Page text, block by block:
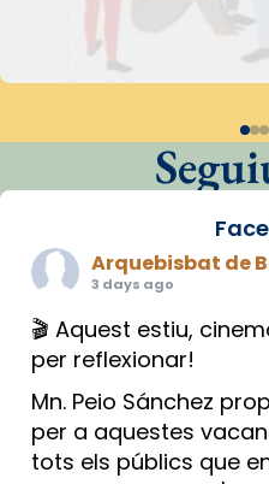
Arquebisbat de
3 days ago
🎬 Aquest estiu,
per reflexionar!
Mn. Peio Sánchez
per a aquestes
tots els públics que